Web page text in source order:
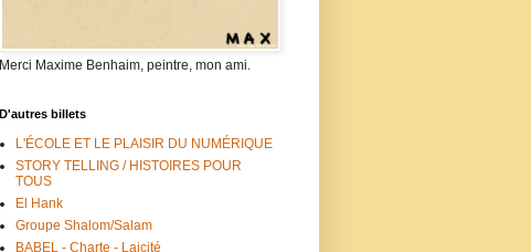
Merci Maxime Benhaim, peintre, mon ami.
D'autres billets
L'ÉCOLE ET LE PLAISIR DU NUMÉRIQUE
STORY TELLING / HISTOIRES POUR
TOUS
El Hank
Groupe Shalom/Salam
BABEL - Charte - Laicité